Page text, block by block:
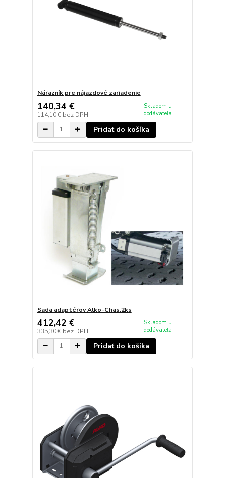
Nárazník pre nájazdové zariadenie
140,34 €
114,10 € bez DPH
Skladom u
dodávateľa
Pridať do košíka
Sada adaptérov Alko-Chas.2ks
412,42 €
335,30 € bez DPH
Skladom u
dodávateľa
Pridať do košíka